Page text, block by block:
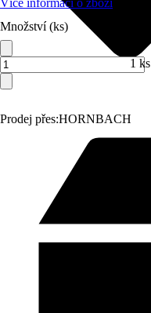
Prodej přes:HORNBACH
Více informací o zboží
Množství (ks)
1 ks